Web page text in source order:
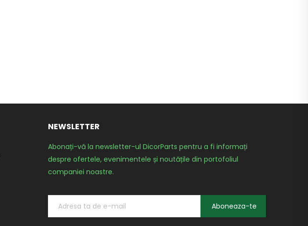
NEWSLETTER
Abonați-vă la newsletter-ul DicorParts pentru a fi informați
despre ofertele, evenimentele și noutățile din portofoliul
companiei noastre.
Aboneaza-te